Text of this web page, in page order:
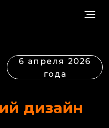
с нуля